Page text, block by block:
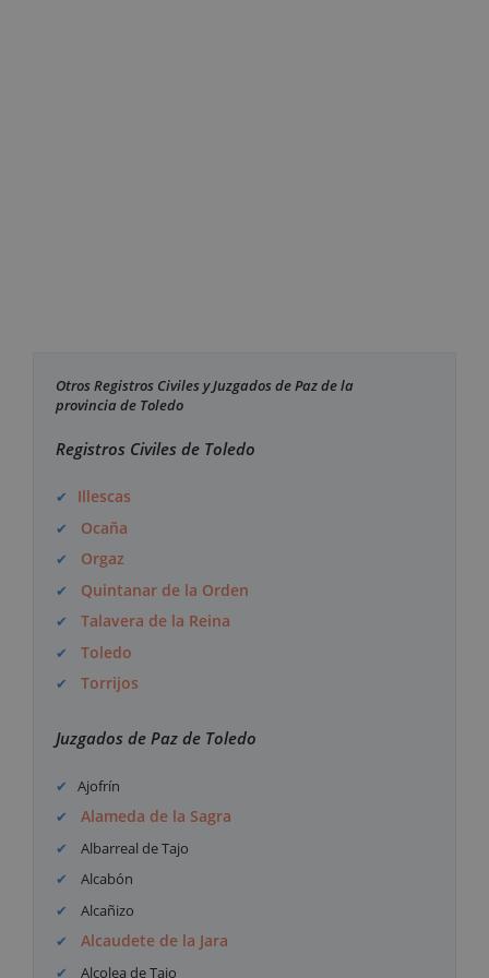
Otros Registros Civiles y Juzgados de Paz de la
provincia de Toledo
Registros Civiles de Toledo
Illescas
Ocaña
Orgaz
Quintanar de la Orden
Talavera de la Reina
Toledo
Torrijos
Juzgados de Paz de Toledo
Ajofrín
Alameda de la Sagra
Albarreal de Tajo
Alcabón
Alcañizo
Alcaudete de la Jara
Alcolea de Tajo